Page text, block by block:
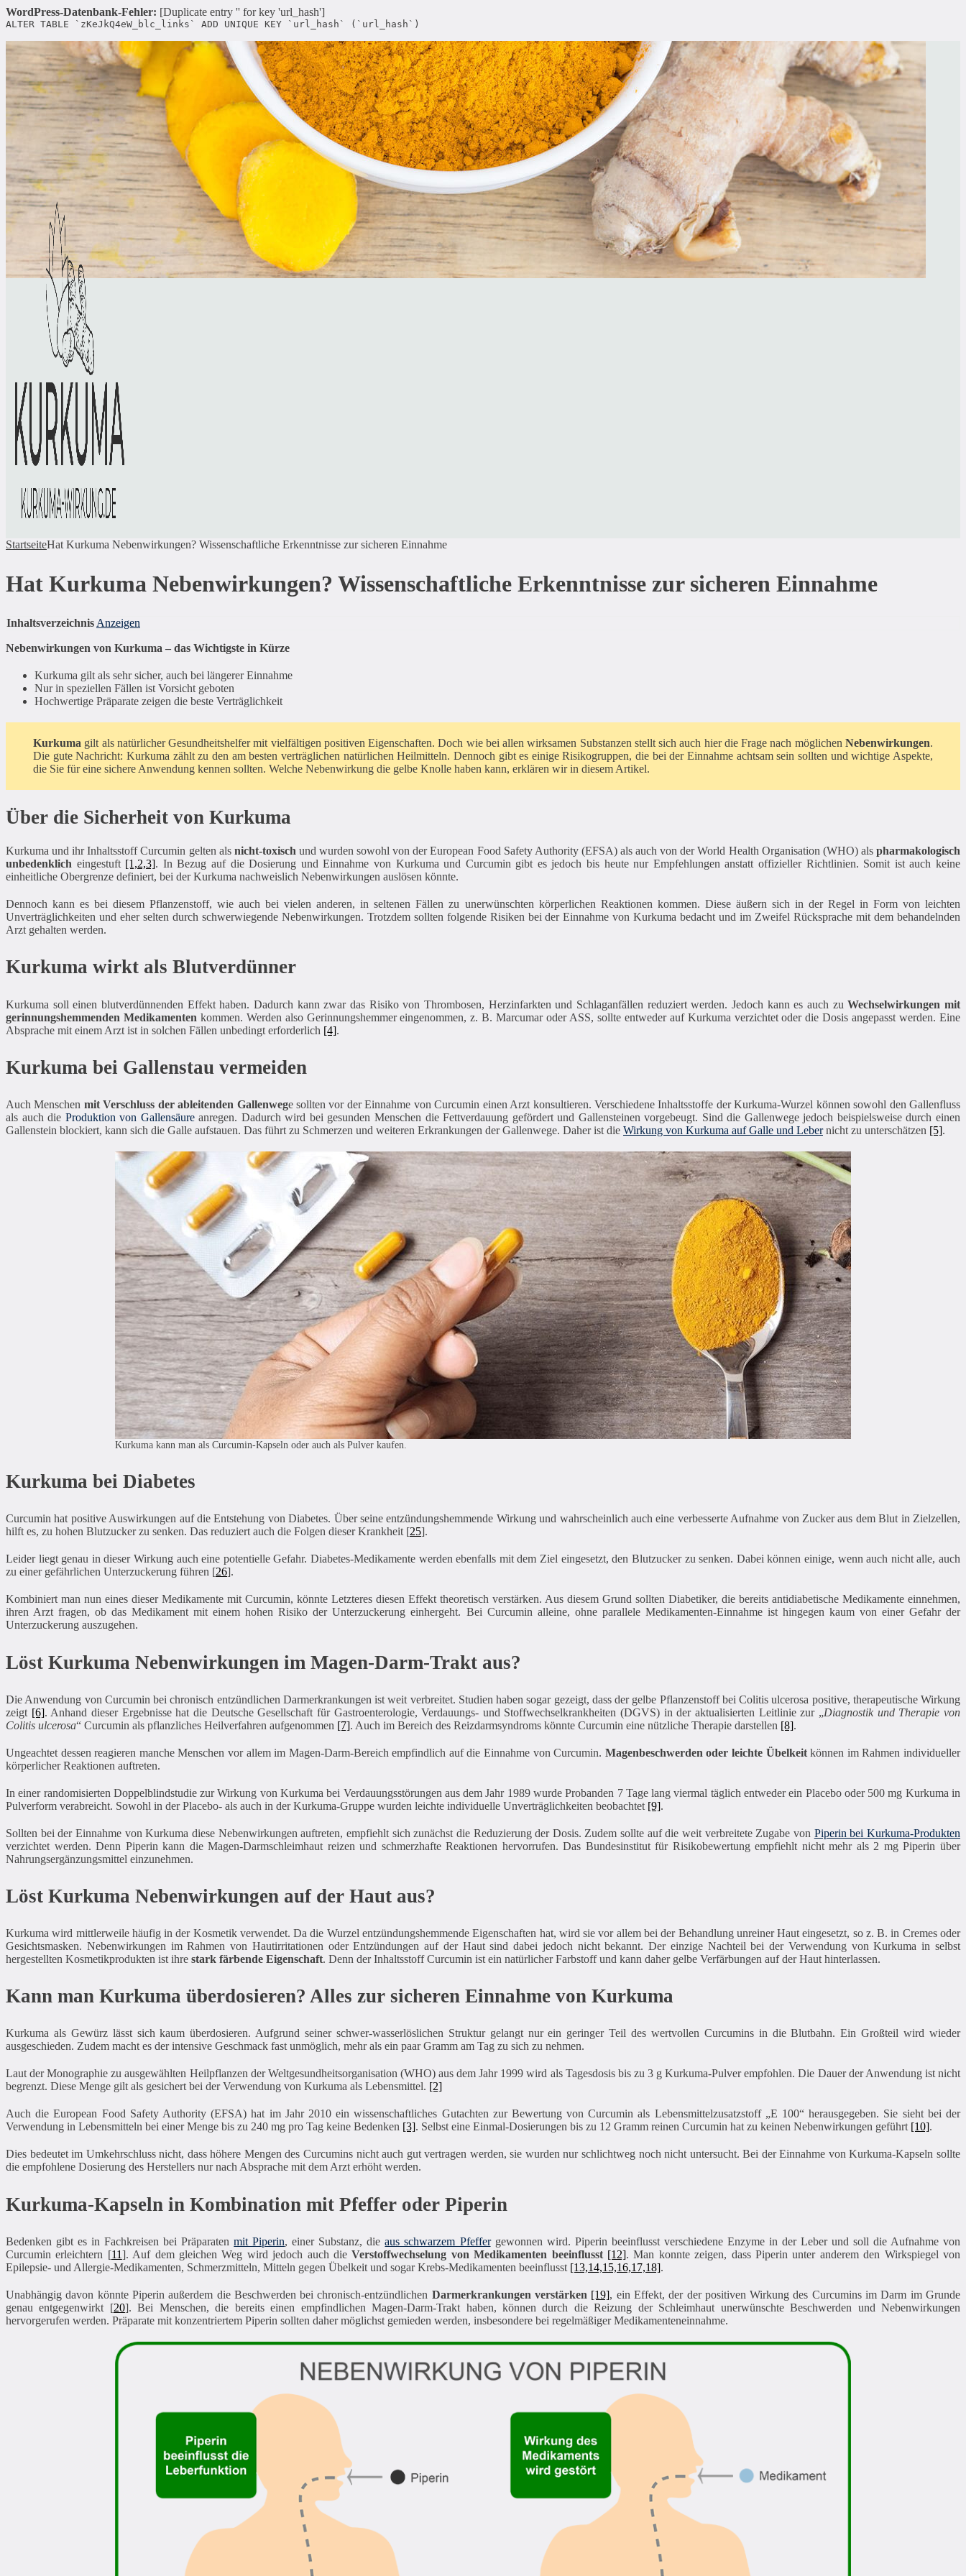
WordPress-Datenbank-Fehler: [Duplicate entry '' for key 'url_hash']
ALTER TABLE `zKeJkQ4eW_blc_links` ADD UNIQUE KEY `url_hash` (`url_hash`)
StartseiteHat Kurkuma Nebenwirkungen? Wissenschaftliche Erkenntnisse zur sicheren Einnahme
Hat Kurkuma Nebenwirkungen? Wissenschaftliche Erkenntnisse zur sicheren Einnahme
Inhaltsverzeichnis Anzeigen
Nebenwirkungen von Kurkuma – das Wichtigste in Kürze
Kurkuma gilt als sehr sicher, auch bei längerer Einnahme
Nur in speziellen Fällen ist Vorsicht geboten
Hochwertige Präparate zeigen die beste Verträglichkeit
Kurkuma gilt als natürlicher Gesundheitshelfer mit vielfältigen positiven Eigenschaften. Doch wie bei allen wirksamen Substanzen stellt sich auch hier die Frage nach möglichenNebenwirkungen.
Die gute Nachricht: Kurkuma zählt zu den am besten verträglichen natürlichen Heilmitteln. Dennoch gibt es einige Risikogruppen, die bei der Einnahme achtsam sein sollten und wichtige Aspekte,
die Sie für eine sichere Anwendung kennen sollten. Welche Nebenwirkung die gelbe Knolle haben kann, erklären wir in diesem Artikel.
Über die Sicherheit von Kurkuma
Kurkuma und ihr Inhaltsstoff Curcumin gelten als nicht-toxisch und wurden sowohl von der European Food Safety Authority (EFSA) als auch von der World Health Organisation (WHO) alspharmakologisch
unbedenklich eingestuft [1,2,3]. In Bezug auf die Dosierung und Einnahme von Kurkuma und Curcumin gibt es jedoch bis heute nur Empfehlungen anstatt offizieller Richtlinien. Somit ist auch keine
einheitliche Obergrenze definiert, bei der Kurkuma nachweislich Nebenwirkungen auslösen könnte.
Dennoch kann es bei diesem Pflanzenstoff, wie auch bei vielen anderen, in seltenen Fällen zu unerwünschten körperlichen Reaktionen kommen. Diese äußern sich in der Regel in Form von leichten
Unverträglichkeiten und eher selten durch schwerwiegende Nebenwirkungen. Trotzdem sollten folgende Risiken bei der Einnahme von Kurkuma bedacht und im Zweifel Rücksprache mit dem behandelnden
Arzt gehalten werden.
Kurkuma wirkt als Blutverdünner
Kurkuma soll einen blutverdünnenden Effekt haben. Dadurch kann zwar das Risiko von Thrombosen, Herzinfarkten und Schlaganfällen reduziert werden. Jedoch kann es auch zuWechselwirkungen mit
gerinnungshemmenden Medikamenten kommen. Werden also Gerinnungshemmer eingenommen, z. B. Marcumar oder ASS, sollte entweder auf Kurkuma verzichtet oder die Dosis angepasst werden. Eine
Absprache mit einem Arzt ist in solchen Fällen unbedingt erforderlich [4].
Kurkuma bei Gallenstau vermeiden
Auch Menschen mit Verschluss der ableitenden Gallenwege sollten vor der Einnahme von Curcumin einen Arzt konsultieren. Verschiedene Inhaltsstoffe der Kurkuma-Wurzel können sowohl den Gallenfluss
als auch die Produktion von Gallensäureanregen. Dadurch wird bei gesunden Menschen die Fettverdauung gefördert und Gallensteinen vorgebeugt. Sind die Gallenwege jedoch beispielsweise durch einen
Gallenstein blockiert, kann sich die Galle aufstauen. Das führt zu Schmerzen und weiteren Erkrankungen der Gallenwege. Daher ist die Wirkung von Kurkuma auf Galle und Lebernicht zu unterschätzen [5].
Kurkuma kann man als Curcumin-Kapseln oder auch als Pulver kaufen.
Kurkuma bei Diabetes
Curcumin hat positive Auswirkungen auf die Entstehung von Diabetes. Über seine entzündungshemmende Wirkung und wahrscheinlich auch eine verbesserte Aufnahme von Zucker aus dem Blut in Zielzellen,
hilft es, zu hohen Blutzucker zu senken. Das reduziert auch die Folgen dieser Krankheit [25].
Leider liegt genau in dieser Wirkung auch eine potentielle Gefahr. Diabetes-Medikamente werden ebenfalls mit dem Ziel eingesetzt, den Blutzucker zu senken. Dabei können einige, wenn auch nicht alle, auch
zu einer gefährlichen Unterzuckerung führen [26].
Kombiniert man nun eines dieser Medikamente mit Curcumin, könnte Letzteres diesen Effekt theoretisch verstärken. Aus diesem Grund sollten Diabetiker, die bereits antidiabetische Medikamente einnehmen,
ihren Arzt fragen, ob das Medikament mit einem hohen Risiko der Unterzuckerung einhergeht. Bei Curcumin alleine, ohne parallele Medikamenten-Einnahme ist hingegen kaum von einer Gefahr der
Unterzuckerung auszugehen.
Löst Kurkuma Nebenwirkungen im Magen-Darm-Trakt aus?
Die Anwendung von Curcumin bei chronisch entzündlichen Darmerkrankungen ist weit verbreitet. Studien haben sogar gezeigt, dass der gelbe Pflanzenstoff bei Colitis ulcerosa positive, therapeutische Wirkung
zeigt [6]. Anhand dieser Ergebnisse hat die Deutsche Gesellschaft für Gastroenterologie, Verdauungs- und Stoffwechselkrankheiten (DGVS) in der aktualisierten Leitlinie zur „Diagnostik und Therapie von
Colitis ulcerosa“ Curcumin als pflanzliches Heilverfahren aufgenommen [7]. Auch im Bereich des Reizdarmsyndroms könnte Curcumin eine nützliche Therapie darstellen [8].
Ungeachtet dessen reagieren manche Menschen vor allem im Magen-Darm-Bereich empfindlich auf die Einnahme von Curcumin. Magenbeschwerden oder leichte Übelkeitkönnen im Rahmen individueller
körperlicher Reaktionen auftreten.
In einer randomisierten Doppelblindstudie zur Wirkung von Kurkuma bei Verdauungsstörungen aus dem Jahr 1989 wurde Probanden 7 Tage lang viermal täglich entweder ein Placebo oder 500 mg Kurkuma in
Pulverform verabreicht. Sowohl in der Placebo- als auch in der Kurkuma-Gruppe wurden leichte individuelle Unverträglichkeiten beobachtet [9].
Sollten bei der Einnahme von Kurkuma diese Nebenwirkungen auftreten, empfiehlt sich zunächst die Reduzierung der Dosis. Zudem sollte auf die weit verbreitete Zugabe von Piperin bei Kurkuma-Produkten
verzichtet werden. Denn Piperin kann die Magen-Darmschleimhaut reizen und schmerzhafte Reaktionen hervorrufen. Das Bundesinstitut für Risikobewertung empfiehlt nicht mehr als 2 mg Piperin über
Nahrungsergänzungsmittel einzunehmen.
Löst Kurkuma Nebenwirkungen auf der Haut aus?
Kurkuma wird mittlerweile häufig in der Kosmetik verwendet. Da die Wurzel entzündungshemmende Eigenschaften hat, wird sie vor allem bei der Behandlung unreiner Haut eingesetzt, so z. B. in Cremes oder
Gesichtsmasken. Nebenwirkungen im Rahmen von Hautirritationen oder Entzündungen auf der Haut sind dabei jedoch nicht bekannt. Der einzige Nachteil bei der Verwendung von Kurkuma in selbst
hergestellten Kosmetikprodukten ist ihre stark färbende Eigenschaft. Denn der Inhaltsstoff Curcumin ist ein natürlicher Farbstoff und kann daher gelbe Verfärbungen auf der Haut hinterlassen.
Kann man Kurkuma überdosieren? Alles zur sicheren Einnahme von Kurkuma
Kurkuma als Gewürz lässt sich kaum überdosieren. Aufgrund seiner schwer-wasserlöslichen Struktur gelangt nur ein geringer Teil des wertvollen Curcumins in die Blutbahn. Ein Großteil wird wieder
ausgeschieden. Zudem macht es der intensive Geschmack fast unmöglich, mehr als ein paar Gramm am Tag zu sich zu nehmen.
Laut der Monographie zu ausgewählten Heilpflanzen der Weltgesundheitsorganisation (WHO) aus dem Jahr 1999 wird als Tagesdosis bis zu 3 g Kurkuma-Pulver empfohlen. Die Dauer der Anwendung ist nicht
begrenzt. Diese Menge gilt als gesichert bei der Verwendung von Kurkuma als Lebensmittel. [2]
Auch die European Food Safety Authority (EFSA) hat im Jahr 2010 ein wissenschaftliches Gutachten zur Bewertung von Curcumin als Lebensmittelzusatzstoff „E 100“ herausgegeben. Sie sieht bei der
Verwendung in Lebensmitteln bei einer Menge bis zu 240 mg pro Tag keine Bedenken [3]. Selbst eine Einmal-Dosierungen bis zu 12 Gramm reinen Curcumin hat zu keinen Nebenwirkungen geführt [10].
Dies bedeutet im Umkehrschluss nicht, dass höhere Mengen des Curcumins nicht auch gut vertragen werden, sie wurden nur schlichtweg noch nicht untersucht. Bei der Einnahme von Kurkuma-Kapseln sollte
die empfohlene Dosierung des Herstellers nur nach Absprache mit dem Arzt erhöht werden.
Kurkuma-Kapseln in Kombination mit Pfeffer oder Piperin
Bedenken gibt es in Fachkreisen bei Präparatenmit Piperin, einer Substanz, dieaus schwarzem Pfeffergewonnen wird. Piperin beeinflusst verschiedene Enzyme in der Leber und soll die Aufnahme von
Curcumin erleichtern [11]. Auf dem gleichen Weg wird jedoch auch dieVerstoffwechselung von Medikamenten beeinflusst [12]. Man konnte zeigen, dass Piperin unter anderem den Wirkspiegel von
Epilepsie- und Allergie-Medikamenten, Schmerzmitteln, Mitteln gegen Übelkeit und sogar Krebs-Medikamenten beeinflusst [13,14,15,16,17,18].
Unabhängig davon könnte Piperin außerdem die Beschwerden bei chronisch-entzündlichen Darmerkrankungen verstärken [19], ein Effekt, der der positiven Wirkung des Curcumins im Darm im Grunde
genau entgegenwirkt [20]. Bei Menschen, die bereits einen empfindlichen Magen-Darm-Trakt haben, können durch die Reizung der Schleimhaut unerwünschte Beschwerden und Nebenwirkungen
hervorgerufen werden. Präparate mit konzentriertem Piperin sollten daher möglichst gemieden werden, insbesondere bei regelmäßiger Medikamenteneinnahme.